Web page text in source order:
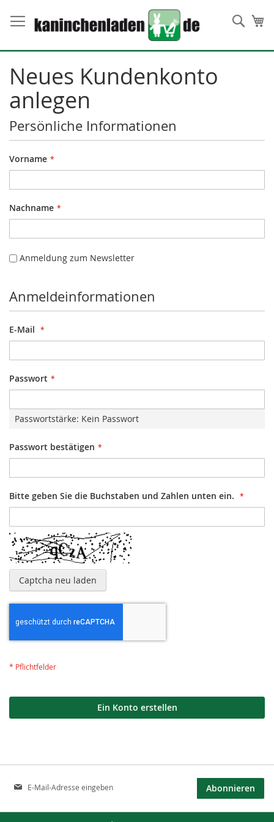
zum
Inhalt
Neues Kundenkonto
anlegen
Persönliche Informationen
Vorname
Nachname
Anmeldung zum Newsletter
Anmeldeinformationen
E-Mail
Passwort
Passwortstärke: Kein Passwort
Passwort bestätigen
Bitte geben Sie die Buchstaben und Zahlen unten ein.
Captcha neu laden
Ein Konto erstellen
Anmeldung
Abonnieren